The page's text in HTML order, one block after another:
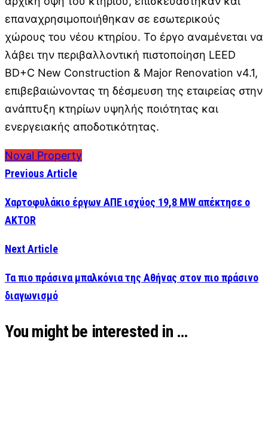
επαναχρησιμοποιήθηκαν σε εσωτερικούς
χώρους του νέου κτηρίου. Το έργο αναμένεται να
λάβει την περιβαλλοντική πιστοποίηση LEED
BD+C New Construction & Major Renovation v4.1,
επιβεβαιώνοντας τη δέσμευση της εταιρείας στην
ανάπτυξη κτηρίων υψηλής ποιότητας και
ενεργειακής αποδοτικότητας.
Noval Property
Previous Article
Χαρτοφυλάκιο έργων ΑΠΕ ισχύος 19,8 MW απέκτησε ο
AKTOR
Next Article
Τα πιο πράσινα μπαλκόνια της Αθήνας στον πιο πράσινο
διαγωνισμό
You might be interested in …